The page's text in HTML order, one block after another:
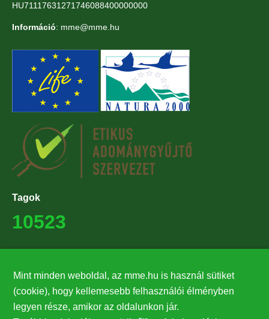
HU71117631271746088400000000
Információ: mme@mme.hu
Tagok
10523
27224
Mint minden weboldal, az mme.hu is használ sütiket
(cookie), hogy kellemesebb felhasználói élményben
legyen része, amikor az oldalunkon jár.